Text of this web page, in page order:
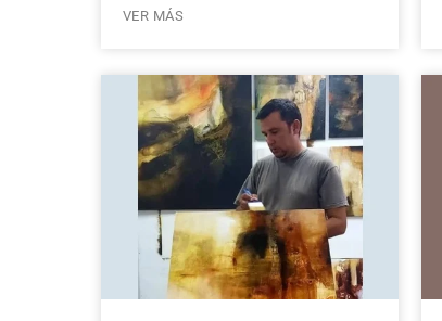
VER MÁS